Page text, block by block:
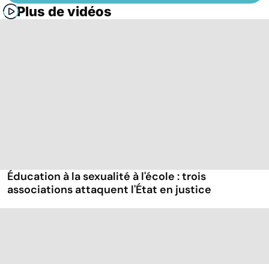
Plus de vidéos
Éducation à la sexualité à l'école : trois
associations attaquent l'État en justice